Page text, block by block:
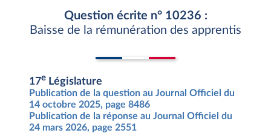
Question écrite n° 10236 :
Baisse de la rémunération des apprentis
17e Législature
Publication de la question au Journal Officiel du
14 octobre 2025, page 8486
Publication de la réponse au Journal Officiel du
24 mars 2026, page 2551